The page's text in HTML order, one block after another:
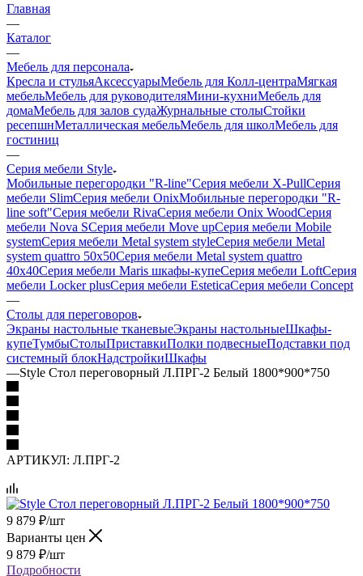
Главная
—
Каталог
—
Мебель для персонала
Кресла и стульяАксессуарыМебель для Колл-центраМягкая
мебельМебель для руководителяМини-кухниМебель для
домаМебель для залов судаЖурнальные столыСтойки
ресепшнМеталлическая мебельМебель для школМебель для
гостиниц
—
Серия мебели Style
Мобильные перегородки "R-line"Серия мебели X-PullСерия
мебели SlimСерия мебели OnixМобильные перегородки "R-
line soft"Серия мебели RivaСерия мебели Onix WoodСерия
мебели Nova SСерия мебели Move upСерия мебели Mobile
systemСерия мебели Metal system styleСерия мебели Metal
system quattro 50x50Серия мебели Metal system quattro
40x40Серия мебели Maris шкафы-купеСерия мебели LoftСерия
мебели Locker plusСерия мебели EsteticaСерия мебели Concept
—
Столы для переговоров
Экраны настольные тканевыеЭкраны настольныеШкафы-
купеТумбыСтолыПриставкиПолки подвесныеПодставки под
системный блокНадстройкиШкафы
—Style Стол переговорный Л.ПРГ-2 Белый 1800*900*750
АРТИКУЛ: Л.ПРГ-2
9 879 ₽/шт
Варианты цен
9 879 ₽/шт
Подробности